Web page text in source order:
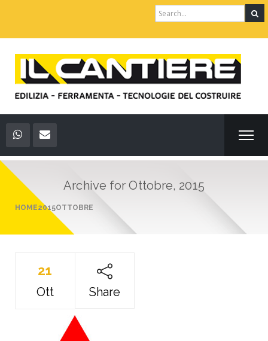
Search
for:
Archive forOttobre, 2015
HOME2015OTTOBRE
21
Ott Share